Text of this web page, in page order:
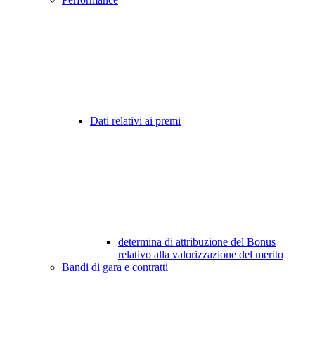
Dati relativi ai premi
determina di attribuzione del Bonus
relativo alla valorizzazione del merito
Bandi di gara e contratti